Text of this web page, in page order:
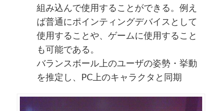
組み込んで使用することができる。例え
ば普通にポインティングデバイスとして
使用することや、ゲームに使用すること
も可能である。
バランスボール上のユーザの姿勢・挙動
を推定し、PC上のキャラクタと同期